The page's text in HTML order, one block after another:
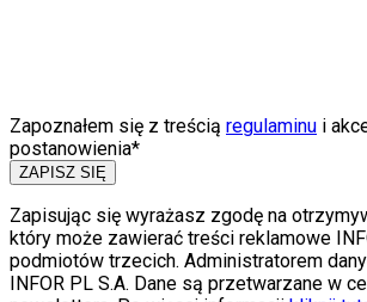
Zapoznałem się z treścią regulaminu i
postanowienia*
ZAPISZ SIĘ
Zapisując się wyrażasz zgodę na
który może zawierać treści reklamowe
podmiotów trzecich. Administratorem
INFOR PL S.A. Dane są przetwarzane w